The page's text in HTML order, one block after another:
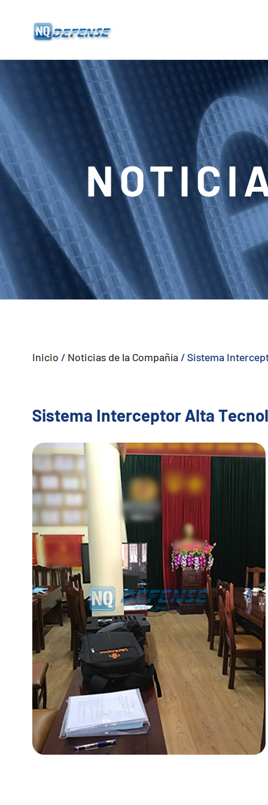
- - Sistema Anti-Dron Estacionario
- - - ND-BU001 Sistema Estándar Anti-Dron
- - - ND-BU002 Sistema Anti-Dron de Gama Alta
- - - ND-BU003 Pasivo Sistema Anti-Dron
- - - ND-BU004 Sistema Anti-Dron de Seguridad de Base
- - - ND-BU005 Sistema Anti-Dron Pasivo Avanzado
- - - ND-BD005 Sistema Portátil Anti-Dron de Alta Gama
- - - ND-BD006 Sistema Anti-Dron de Mochila de Alta Gama
- - Radar Anti-Dron
- - - ND-BR001 Radar de Detección de Drones
- - - ND-BR014 Radar de Detección de Drones
- - - ND-BR022 Radar de Detección de Drones
- - Jammer Anti-Dron
- - - ND-BD002 Jammer Direccional Anti-Dron
- - - ND-BD008 Jammer Direccional Anti-Dron de Banda Completa
- - - ND-BD018 Jammer Direccional Anti-Dron de Banda Completa
- - - ND-BO004 Jammer Omnidireccional Anti-Dron
Inicio / Noticias de la Compañía /Sistema
Sistema Interceptor Alta